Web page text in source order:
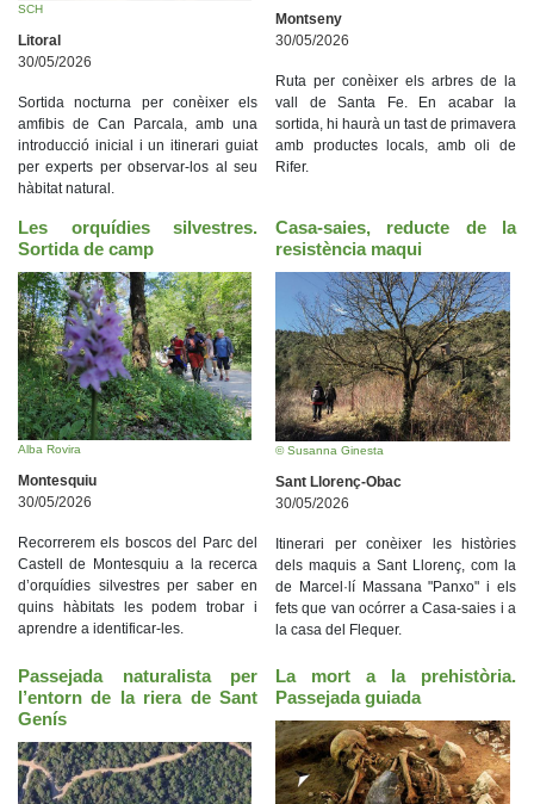
SCH
Litoral
30/05/2026
Sortida nocturna per conèixer els
amfibis de Can Parcala, amb una
introducció inicial i un itinerari guiat
per experts per observar-los al seu
hàbitat natural.
Montseny
30/05/2026
Ruta per conèixer els arbres de la
vall de Santa Fe. En acabar la
sortida, hi haurà un tast de primavera
amb productes locals, amb oli de
Rifer.
Les orquídies silvestres.
Sortida de camp
Alba Rovira
Montesquiu
30/05/2026
Recorrerem els boscos del Parc del
Castell de Montesquiu a la recerca
d’orquídies silvestres per saber en
quins hàbitats les podem trobar i
aprendre a identificar-les.
Casa-saies, reducte de la
resistència maqui
© Susanna Ginesta
Sant Llorenç-Obac
30/05/2026
Itinerari per conèixer les històries
dels maquis a Sant Llorenç, com la
de Marcel·lí Massana "Panxo" i els
fets que van ocórrer a Casa-saies i a
la casa del Flequer.
Passejada naturalista per
l’entorn de la riera de Sant
Genís
La mort a la prehistòria.
Passejada guiada